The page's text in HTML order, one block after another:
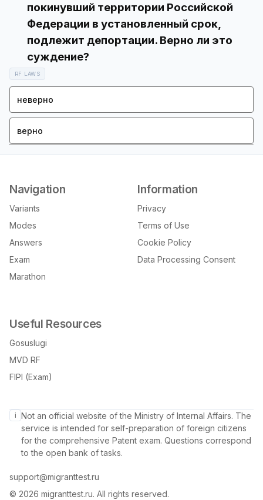
покинувший территории Российской
Федерации в установленный срок,
подлежит депортации. Верно ли это
RF LAWS
неверно
верно
Navigation
Variants
Modes
Answers
Exam
Marathon
Information
Privacy
Terms of Use
Cookie Policy
Data Processing Consent
Useful Resources
Gosuslugi
MVD RF
FIPI (Exam)
i Not an official website of the Ministry of Internal Affairs. The
service is intended for self-preparation of foreign citizens
for the comprehensive Patent exam. Questions correspond
to the open bank of tasks.
support@migranttest.ru
© 2026 migranttest.ru. All rights reserved.